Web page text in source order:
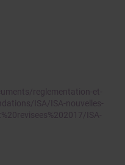
reglementation-et-
ISA/ISA-nouvelles-
ISA-